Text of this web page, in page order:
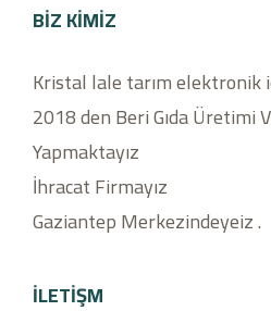
BIZ KIMIZ
Kristal lale tarım elektronik
2018 den Beri Gıda Üretimi
Yapmaktayız
İhracat Firmayız
Gaziantep Merkezindeyeiz .
İLETİŞM